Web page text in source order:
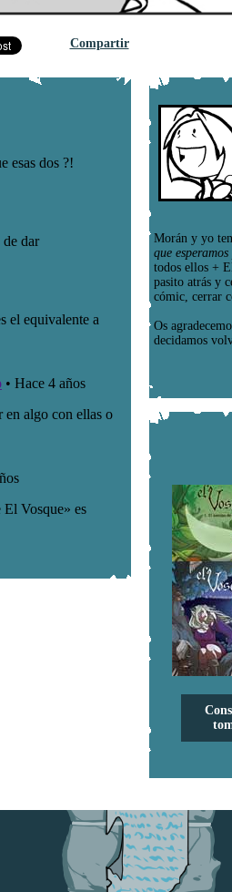
Compartir
Morán y yo
que
todos ellos +
pasito atrás y
cómic, cerrar
Os
decidamos